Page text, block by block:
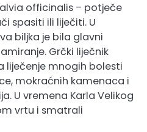
officinalis – potječe
spasiti ili liječiti. U
biljka je bila glavni
Grčki liječnik
liječenje mnogih bolesti
mokraćnih kamenaca i
U vremena Karla Velikog
vrtu i smatrali